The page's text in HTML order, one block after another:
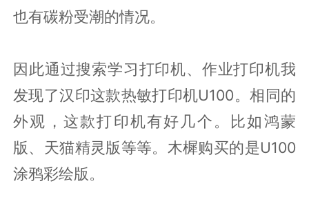
也有碳粉受潮的情况。
因此通过搜索学习打印机、作业打印机我
发现了汉印这款热敏打印机U100。相同的
外观，这款打印机有好几个。比如鸿蒙
版、天猫精灵版等等。木樨购买的是U100
涂鸦彩绘版。